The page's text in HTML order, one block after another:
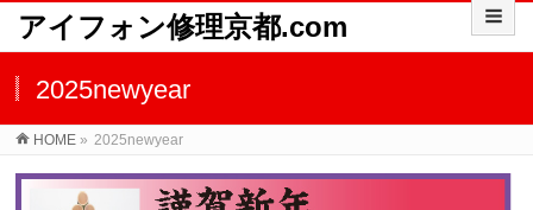
アイフォン修理京都.com
2025newyear
HOME » 2025newyear